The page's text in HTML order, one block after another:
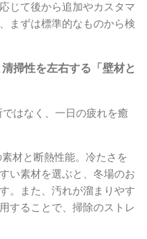
じて後から追加やカスタマ
まずは標準的なものから検
掃性を左右する「壁材と
はなく、一日の疲れを癒
素材と断熱性能。冷たさを
い素材を選ぶと、冬場のお
。また、汚れが溜まりやす
することで、掃除のストレ